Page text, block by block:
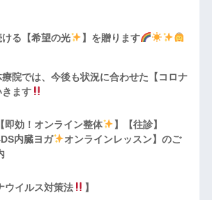
る【希望の光 】を贈ります
院では、今後も状況に合わせた【コロナ
ます
効！オンライン整体
】【往診】
内臓ヨガ
オンラインレッスン】のご
ウイルス対策法 】